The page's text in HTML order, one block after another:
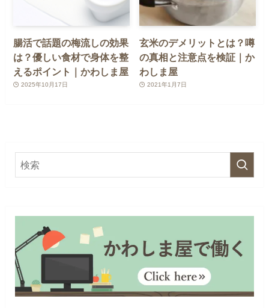
腸活で話題の梅流しの効果
は？優しい食材で身体を整
えるポイント｜かわしま屋
2025年10月17日
玄米のデメリットとは？噂
の真相と注意点を検証｜か
わしま屋
2021年1月7日